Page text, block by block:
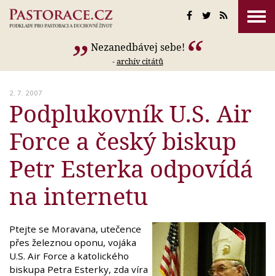
Nezanedbávej sebe!
-archív citátů
2. 7. 2007
Podplukovník U.S. Air
Force a český biskup
Petr Esterka odpovídá
na internetu
Ptejte se Moravana, utečence
přes železnou oponu, vojáka
U.S. Air Force a katolického
biskupa Petra Esterky, zda víra